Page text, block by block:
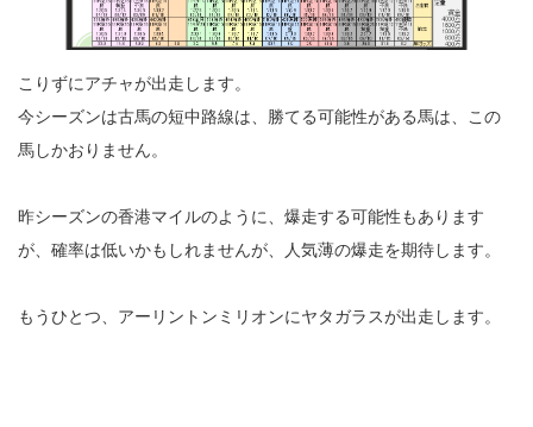
こりずにアチャが出走します。
今シーズンは古馬の短中路線は、勝てる可能性がある馬は、この
馬しかおりません。
昨シーズンの香港マイルのように、爆走する可能性もあります
が、確率は低いかもしれませんが、人気薄の爆走を期待します。
もうひとつ、アーリントンミリオンにヤタガラスが出走します。